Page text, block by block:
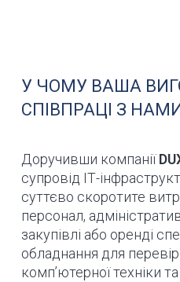
У ЧОМУ ВАША
СПІВПРАЦІ З
Доручивши компанії
супровід ІТ-
суттєво скоротите
персонал,
закупівлі або оренді
обладнання для
комп’ютерної техніки